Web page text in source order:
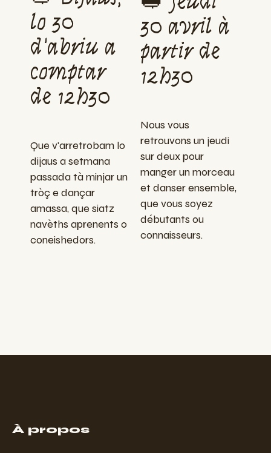
lo 30
d'abriu a
comptar
de 12h30
Que v'arretrobam lo
dijaus a setmana
passada tà minjar un
tròç e dançar
amassa, que siatz
navèths aprenents o
coneishedors.
30 avril à
partir de
12h30
Nous vous
retrouvons un jeudi
sur deux pour
manger un morceau
et danser ensemble,
que vous soyez
débutants ou
connaisseurs.
À propos